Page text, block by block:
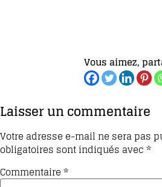
Vous aimez,
Laisser un commentaire
Votre adresse e-mail ne sera pas
obligatoires sont indiqués avec*
Commentaire*